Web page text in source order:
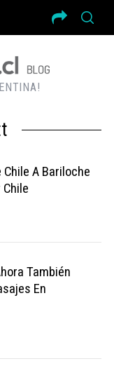
Chile A Bariloche
También
En